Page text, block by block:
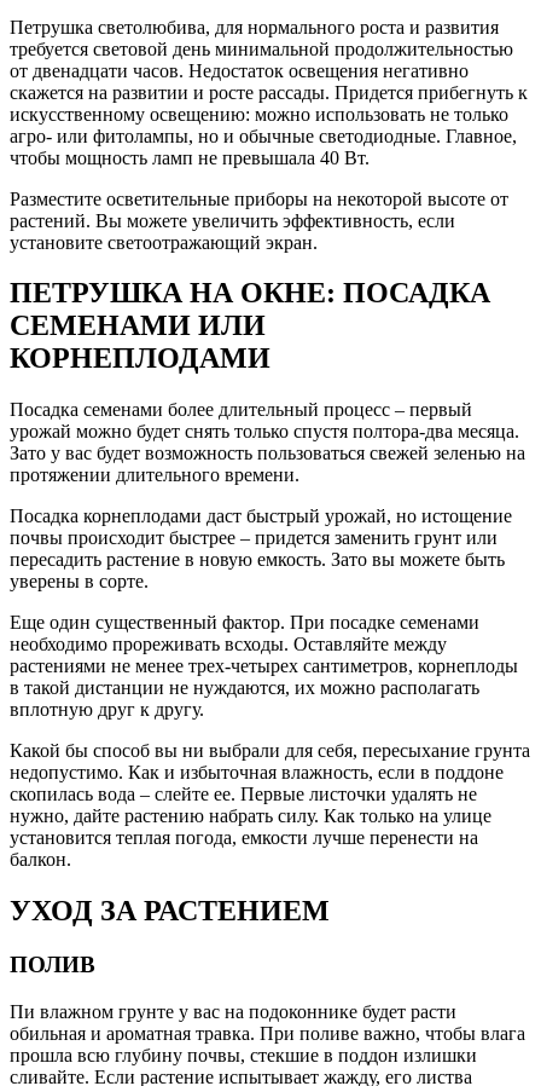
Петрушка светолюбива, для нормального роста и развития
требуется световой день минимальной продолжительностью
от двенадцати часов. Недостаток освещения негативно
скажется на развитии и росте рассады. Придется прибегнуть к
искусственному освещению: можно использовать не только
агро- или фитолампы, но и обычные светодиодные. Главное,
чтобы мощность ламп не превышала 40 Вт.
Разместите осветительные приборы на некоторой высоте от
растений. Вы можете увеличить эффективность, если
установите светоотражающий экран.
ПЕТРУШКА НА ОКНЕ: ПОСАДКА
СЕМЕНАМИ ИЛИ
КОРНЕПЛОДАМИ
Посадка семенами более длительный процесс – первый
урожай можно будет снять только спустя полтора-два месяца.
Зато у вас будет возможность пользоваться свежей зеленью на
протяжении длительного времени.
Посадка корнеплодами даст быстрый урожай, но истощение
почвы происходит быстрее – придется заменить грунт или
пересадить растение в новую емкость. Зато вы можете быть
уверены в сорте.
Еще один существенный фактор. При посадке семенами
необходимо прореживать всходы. Оставляйте между
растениями не менее трех-четырех сантиметров, корнеплоды
в такой дистанции не нуждаются, их можно располагать
вплотную друг к другу.
Какой бы способ вы ни выбрали для себя, пересыхание грунта
недопустимо. Как и избыточная влажность, если в поддоне
скопилась вода – слейте ее. Первые листочки удалять не
нужно, дайте растению набрать силу. Как только на улице
установится теплая погода, емкости лучше перенести на
балкон.
УХОД ЗА РАСТЕНИЕМ
ПОЛИВ
Пи влажном грунте у вас на подоконнике будет расти
обильная и ароматная травка. При поливе важно, чтобы влага
прошла всю глубину почвы, стекшие в поддон излишки
сливайте. Если растение испытывает жажду, его листва